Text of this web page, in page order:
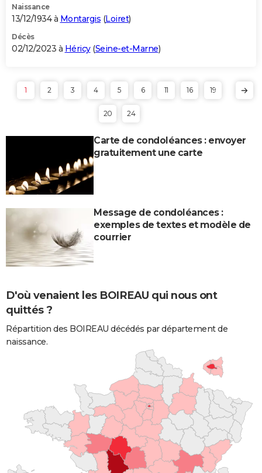
Naissance
13/12/1934 à Montargis (Loiret)
Décès
02/12/2023 à Héricy(Seine-et-Marne)
1 2 3 4 5 6 11 16 19
20 24
Carte de condoléances : envoyer
gratuitement une carte
Message de condoléances :
exemples de textes et modèle de
courrier
D'où venaient les BOIREAU qui nous ont
quittés ?
Répartition des BOIREAU décédés par département de
naissance.